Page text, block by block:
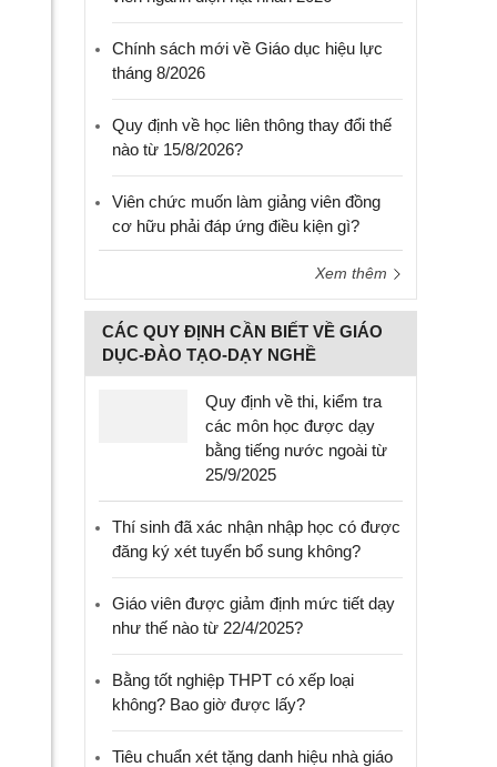
Chính sách mới về Giáo dục hiệu lực
tháng 8/2026
Quy định về học liên thông thay đổi thế
nào từ 15/8/2026?
Viên chức muốn làm giảng viên đồng
cơ hữu phải đáp ứng điều kiện gì?
Xem thêm
CÁC QUY ĐỊNH CẦN BIẾT VỀ GIÁO
DỤC-ĐÀO TẠO-DẠY NGHỀ
Quy định về thi, kiểm tra
các môn học được dạy
bằng tiếng nước ngoài từ
25/9/2025
Thí sinh đã xác nhận nhập học có được
đăng ký xét tuyển bổ sung không?
Giáo viên được giảm định mức tiết dạy
như thế nào từ 22/4/2025?
Bằng tốt nghiệp THPT có xếp loại
không? Bao giờ được lấy?
Tiêu chuẩn xét tặng danh hiệu nhà giáo